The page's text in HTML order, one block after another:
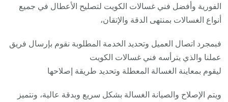
الفورية وأفضل فني غسالات الكويت لتصليح الأعطال في جميع
أنواع الغسالات بمنتهى الدقة والإتقان،
فبمجرد اتصال العميل وتحديد الخدمة المطلوبة نقوم بإرسال فريق
عملنا والذي يترأسه فني غسالات الكويت
ليقوم بمعاينة الغسالة المعطلة وتحديد طريقة إصلاحها
ويتم الإصلاح والصيانة الغسالة بشكل سريع وبدقة عالية، ونتميز